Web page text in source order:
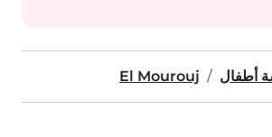
أطفال El Mourouj